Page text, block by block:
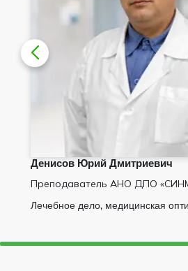
Потапова Надежда
Преподаватель АНО ДПО
Сестринское дело, педагогика и